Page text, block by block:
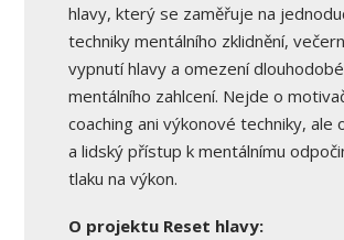
hlavy, který se zaměřuje na
techniky mentálního zklidnění,
vypnutí hlavy a omezení
mentálního zahlcení. Nejde o
coaching ani výkonové techniky, ale
a lidský přístup k mentálnímu
tlaku na výkon.
O projektu Reset hlavy: